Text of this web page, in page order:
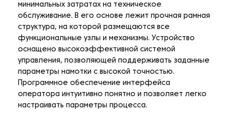
минимальных затратах на техническое
обслуживание. В его основе лежит прочная рамная
структура, на которой размещаются все
функциональные узлы и механизмы. Устройство
оснащено высокоэффективной системой
управления, позволяющей поддерживать заданные
параметры намотки с высокой точностью.
Программное обеспечение интерфейса
оператора интуитивно понятно и позволяет легко
настраивать параметры процесса.